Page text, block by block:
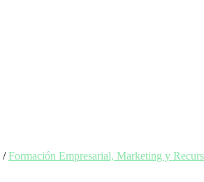
/Formación Empresarial, Marketing y